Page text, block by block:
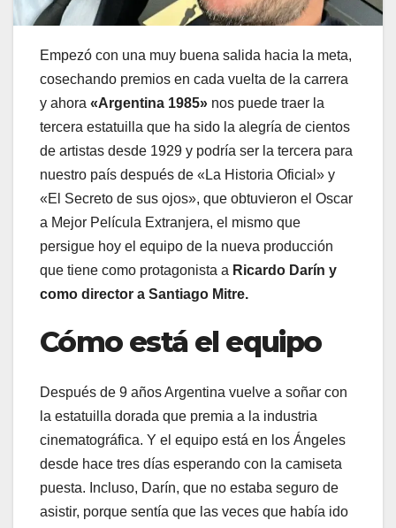
Empezó con una muy buena salida hacia la meta,
cosechando premios en cada vuelta de la carrera
y ahora «Argentina 1985» nos puede traer la
tercera estatuilla que ha sido la alegría de cientos
de artistas desde 1929 y podría ser la tercera para
nuestro país después de «La Historia Oficial» y
«El Secreto de sus ojos», que obtuvieron el Oscar
a Mejor Película Extranjera, el mismo que
persigue hoy el equipo de la nueva producción
que tiene como protagonista a Ricardo Darín y
como director a Santiago Mitre.
Cómo está el equipo
Después de 9 años Argentina vuelve a soñar con
la estatuilla dorada que premia a la industria
cinematográfica. Y el equipo está en los Ángeles
desde hace tres días esperando con la camiseta
puesta. Incluso, Darín, que no estaba seguro de
asistir, porque sentía que las veces que había ido